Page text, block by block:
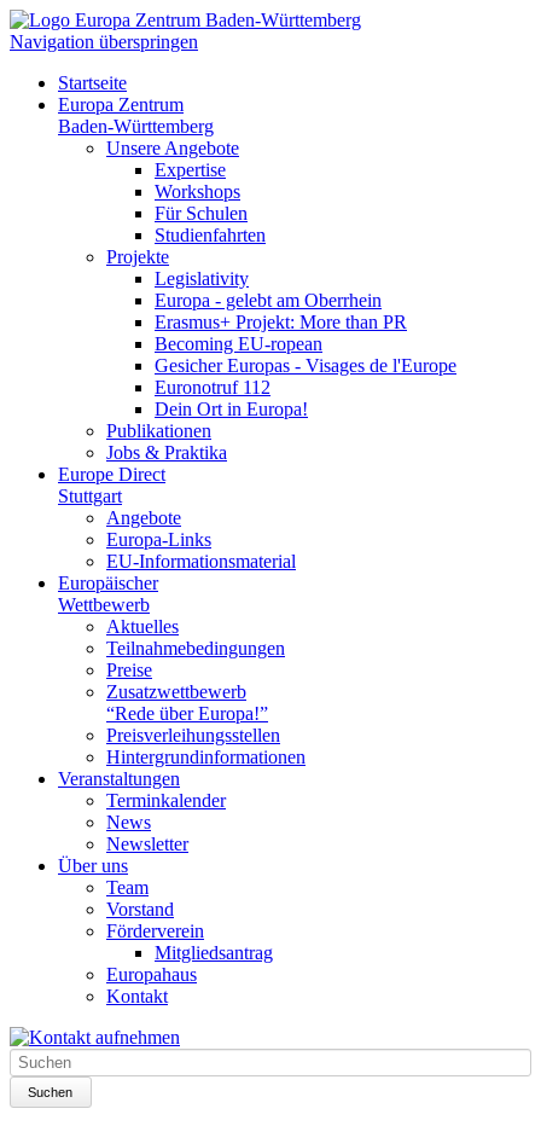
Navigation überspringen
Startseite
Europa Zentrum
Baden-Württemberg
Unsere Angebote
Expertise
Workshops
Für Schulen
Studienfahrten
Projekte
Legislativity
Europa - gelebt am Oberrhein
Erasmus+ Projekt: More than PR
Becoming EU-ropean
Gesicher Europas - Visages de l'Europe
Euronotruf 112
Dein Ort in Europa!
Publikationen
Jobs & Praktika
Europe Direct
Stuttgart
Angebote
Europa-Links
EU-Informationsmaterial
Europäischer
Wettbewerb
Aktuelles
Teilnahme­bedingungen
Preise
Zusatzwettbewerb
“Rede über Europa!”
Preisverleihungsstellen
Hintergrundinformationen
Veranstaltungen
Terminkalender
News
Newsletter
Über uns
Team
Vorstand
Förderverein
Mitgliedsantrag
Europahaus
Kontakt
Suchen